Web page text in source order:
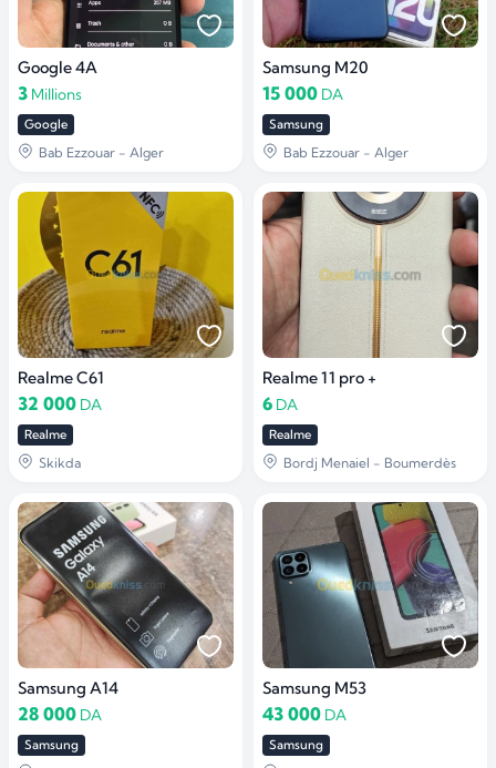
Google 4A
3 Millions
Google
Bab Ezzouar - Alger
Samsung M20
15 000 DA
Samsung
Bab Ezzouar - Alger
Realme C61
32 000 DA
Realme
Skikda
Realme 11 pro +
6 DA
Realme
Bordj Menaiel - Boumerdès
Samsung A14
28 000 DA
Samsung
Samsung M53
43 000 DA
Samsung